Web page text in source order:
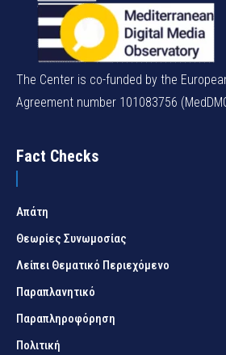
The Center is co-funded by the
Agreement number 101083756
Fact Checks
Απάτη
Θεωρίες Συνωμοσίας
Λείπει Θεματικό Περιεχόμενο
Παραπλανητικό
Παραπληροφόρηση
Πολιτική